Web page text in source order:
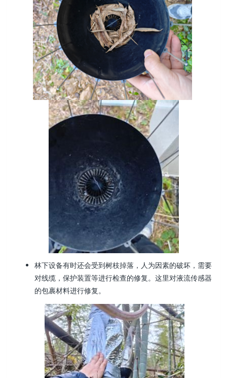
林下设备有时还会受到树枝掉落，人为因素的破坏，需要
对线缆，保护装置等进行检查的修复。这里对液流传感器
的包裹材料进行修复。